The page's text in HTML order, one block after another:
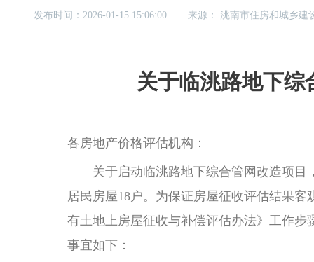
发布时间：2026-01-15 15:06:00 来源：洮南市住房和城乡建
关于临洮路地下综
各房地产价格评估机构：
关于启动临洮路地下综合管网改造项目
居民房屋18户。为保证房屋征收评估结果
有土地上房屋征收与补偿评估办法》工作
事宜如下：